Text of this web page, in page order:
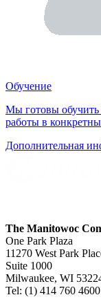
Обучение
Мы готовы обучить
работы в
Дополнительная
The Manitowoc
One Park Plaza
11270 West Park
Suite 1000
Milwaukee, WI
Tel: (1) 414 760 4600